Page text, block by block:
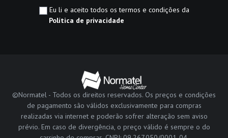
Eu li e aceito todos os termos e condições da
Política de privacidade
©Normatel - Todos os direitos reservados. Os preços e condições
de pagamento são válidos exclusivamente para compras
realizadas via internet e poderão sofrer alteração sem aviso
prévio. Em caso de divergência, o preço válido é sempre o do